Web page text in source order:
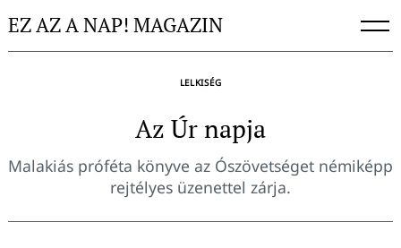
toEZ AZ A NAP! MAGAZIN
LELKISÉG
Az Úr napja
Malakiás próféta könyve az Ószövetséget némiképp
rejtélyes üzenettel zárja.